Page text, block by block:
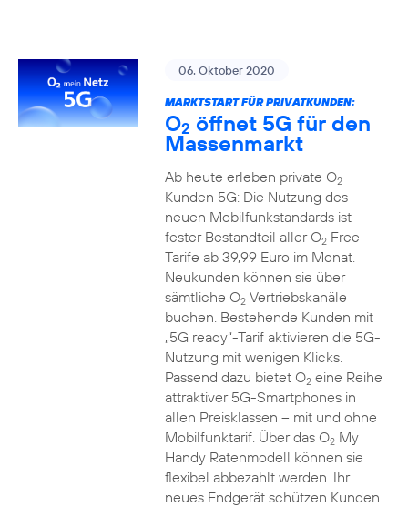
06. Oktober 2020
MARKTSTART FÜR PRIVATKUNDEN:
O2 öffnet 5G für den
Massenmarkt
Ab heute erleben private O2
Kunden 5G: Die Nutzung des
neuen Mobilfunkstandards ist
fester Bestandteil aller O2Free
Tarife ab 39,99 Euro im Monat.
Neukunden können sie über
sämtliche O2Vertriebskanäle
buchen. Bestehende Kunden mit
„5G ready“-Tarif aktivieren die 5G-
Nutzung mit wenigen Klicks.
Passend dazu bietet O2eine Reihe
attraktiver 5G-Smartphones in
allen Preisklassen – mit und ohne
Mobilfunktarif. Über das O2My
Handy Ratenmodell können sie
flexibel abbezahlt werden. Ihr
neues Endgerät schützen Kunden